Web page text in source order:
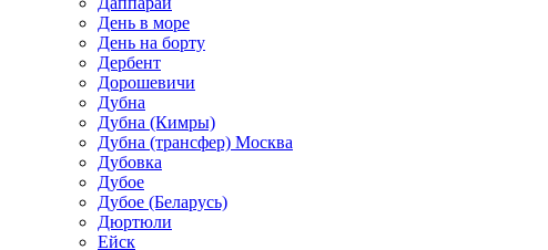
День в море
День на борту
Дербент
Дорошевичи
Дубна
Дубна (Кимры)
Дубна (трансфер) Москва
Дубовка
Дубое
Дубое (Беларусь)
Дюртюли
Ейск